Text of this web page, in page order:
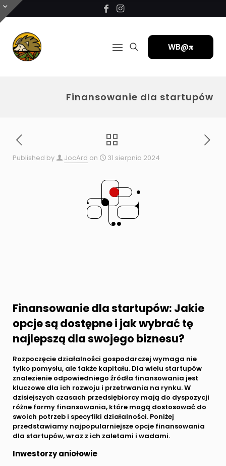
WB@𝛑
Finansowanie dla startupów
Published by JocArd on 31 sierpnia 2024
Finansowanie dla startupów: Jakie
opcje są dostępne i jak wybrać tę
najlepszą dla swojego biznesu?
Rozpoczęcie działalności gospodarczej wymaga nie
tylko pomysłu, ale także kapitału. Dla wielu startupów
znalezienie odpowiedniego źródła finansowania jest
kluczowe dla ich rozwoju i przetrwania na rynku. W
dzisiejszych czasach przedsiębiorcy mają do dyspozycji
różne formy finansowania, które mogą dostosować do
swoich potrzeb i specyfiki działalności. Poniżej
przedstawiamy najpopularniejsze opcje finansowania
dla startupów, wraz z ich zaletami i wadami.
Inwestorzy aniołowie